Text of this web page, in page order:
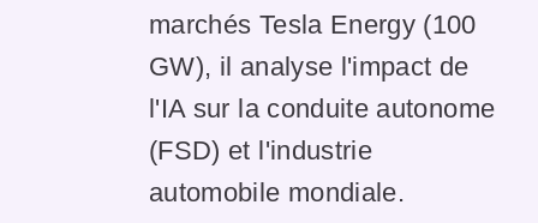
marchés Tesla Energy (100
GW), il analyse l'impact de
l'IA sur la conduite autonome
(FSD) et l'industrie
automobile mondiale.